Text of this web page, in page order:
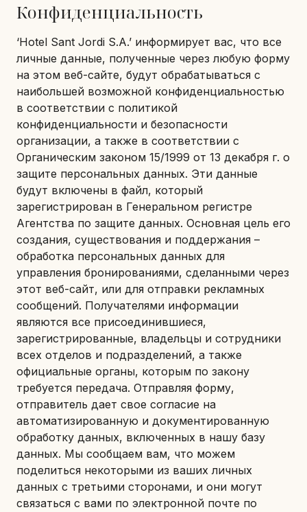
Конфиденциальность
‘Hotel Sant Jordi S.A.’ информирует вас, что все
личные данные, полученные через любую форму
на этом веб-сайте, будут обрабатываться с
наибольшей возможной конфиденциальностью
в соответствии с политикой
конфиденциальности и безопасности
организации, а также в соответствии с
Органическим законом 15/1999 от 13 декабря г. о
защите персональных данных. Эти данные
будут включены в файл, который
зарегистрирован в Генеральном регистре
Агентства по защите данных. Основная цель его
создания, существования и поддержания –
обработка персональных данных для
управления бронированиями, сделанными через
этот веб-сайт, или для отправки рекламных
сообщений. Получателями информации
являются все присоединившиеся,
зарегистрированные, владельцы и сотрудники
всех отделов и подразделений, а также
официальные органы, которым по закону
требуется передача. Отправляя форму,
отправитель дает свое согласие на
автоматизированную и документированную
обработку данных, включенных в нашу базу
данных. Мы сообщаем вам, что можем
поделиться некоторыми из ваших личных
данных с третьими сторонами, и они могут
связаться с вами по электронной почте по